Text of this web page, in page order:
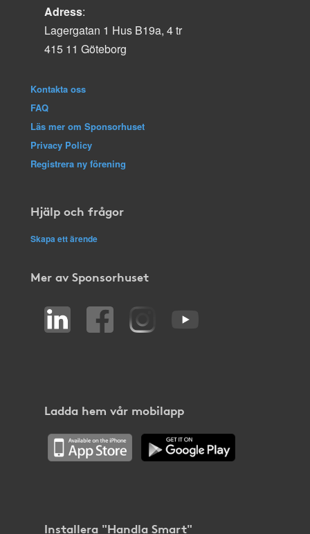
Adress:
Lagergatan 1 Hus B19a, 4 tr
415 11 Göteborg
Kontakta oss
FAQ
Läs mer om Sponsorhuset
Privacy Policy
Registrera ny förening
Hjälp och frågor
Skapa ett ärende
Mer av Sponsorhuset
Ladda hem vår mobilapp
Installera "Handla Smart"